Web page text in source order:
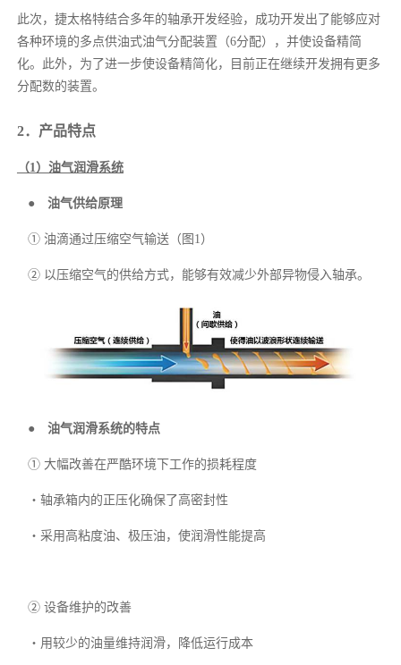
此次，捷太格特结合多年的轴承开发经验，成功开发出了能够应对
各种环境的多点供油式油气分配装置（6分配），并使设备精简
化。此外，为了进一步使设备精简化，目前正在继续开发拥有更多
分配数的装置。
2．产品特点
（1）油气润滑系统
● 油气供给原理
① 油滴通过压缩空气输送（图1）
② 以压缩空气的供给方式，能够有效减少外部异物侵入轴承。
● 油气润滑系统的特点
① 大幅改善在严酷环境下工作的损耗程度
・轴承箱内的正压化确保了高密封性
・采用高粘度油、极压油，使润滑性能提高
② 设备维护的改善
・用较少的油量维持润滑，降低运行成本